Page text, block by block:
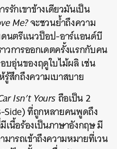
รักเขาข้างเดียวมันเป็น
Me?จะชวนย้ำถึงความ
นตรีแนวป็อป-อาร์แอนด์บี
าวการออกเดตครั้งแรกกับคน
บอุ่นของฤดูใบไม้ผลิ เช่น
รู้สึกถึงความเบาสบาย
Isn’t Yoursถือเป็น 2
Side) ที่ถูกหลายคนพูดถึง
นื้อร้องเป็นภาษาอังกฤษ มี
ารถเข้าถึงความหมายที่เวน